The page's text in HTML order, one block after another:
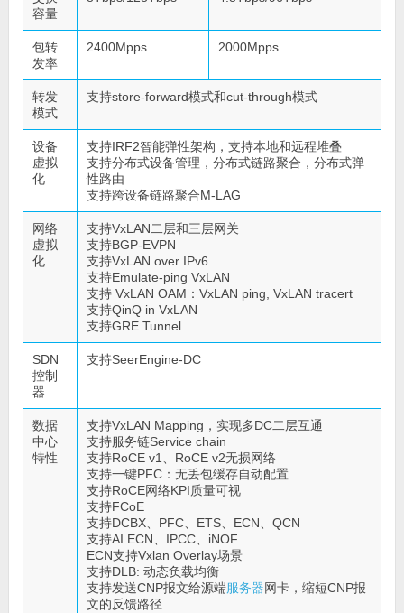
容量
包转
发率
2400Mpps 2000Mpps
转发
模式
支持store-forward模式和cut-through模式
设备
虚拟
化
支持IRF2智能弹性架构，支持本地和远程堆叠
支持分布式设备管理，分布式链路聚合，分布式弹
性路由
支持跨设备链路聚合M-LAG
网络
虚拟
化
支持VxLAN二层和三层网关
支持BGP-EVPN
支持VxLAN over IPv6
支持Emulate-ping VxLAN
支持 VxLAN OAM：VxLAN ping, VxLAN tracert
支持QinQ in VxLAN
支持GRE Tunnel
SDN
控制
器
支持SeerEngine-DC
数据
中心
特性
支持VxLAN Mapping，实现多DC二层互通
支持服务链Service chain
支持RoCE v1、RoCE v2无损网络
支持一键PFC：无丢包缓存自动配置
支持RoCE网络KPI质量可视
支持FCoE
支持DCBX、PFC、ETS、ECN、QCN
支持AI ECN、IPCC、iNOF
ECN支持Vxlan Overlay场景
支持DLB: 动态负载均衡
支持发送CNP报文给源端服务器网卡，缩短CNP报
文的反馈路径